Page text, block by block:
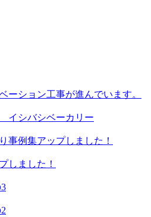
ーション工事が進んでいます。
イシバシベーカリー
事例集アップしました！
しました！